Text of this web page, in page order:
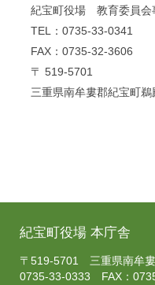
紀宝町役場 教育委員
TEL：0735-33-0341
FAX：0735-32-3606
〒 519-5701
三重県南牟婁郡紀宝町
紀宝町役場 本庁舎
〒519-5701 三重県南牟
0735-33-0333 FAX：